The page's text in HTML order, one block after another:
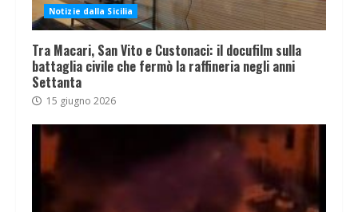
Notizie dalla Sicilia
Tra Macari, San Vito e Custonaci: il docufilm sulla
battaglia civile che fermò la raffineria negli anni
Settanta
15 giugno 2026